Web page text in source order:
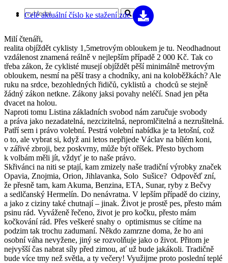
Celé aktuální číslo ke stažení zde
Milí čtenáři,
realita objíždět cyklisty 1,5metrovým obloukem je tu. Neodhadnout
vzdále­nost znamená reálně v nejlepším případě 2 000 Kč. Tak co
třeba zákon, že cyklisté musejí objíždět pěší minimálně metrovým
obloukem, nesmí na pěší trasy a chodníky, ani na koloběžkách? Ale
ruku na srdce, bezohledných řidičů, cyklistů a chodců se stejně
žádný zákon netkne. Zákony jaksi povahy neléčí. Snad jen pěta
dvacet na holou.
Naproti tomu Listina základních svobod nám zaručuje svobody
a práva jako nezadatelná, nezcizitelná, nepromlčitelná a nezrušitel­ná.
Patří sem i právo volební. Pestrá volební nabídka je ta letošní, což
o to, ale vybrat si, když ani letos nepřijede Václav na bílém koni,
v zá­řivé zbroji, bez poskvrny, může být oříšek. Přesto bychom
k volbám měli jít, vždyť je to naše právo.
Skřivánci na niti se ptají, kam zmizely naše tradiční výrobky zna­ček
Opavia, Znojmia, Orion, Jihlavanka, Solo Sušice? Odpověď zní,
že přesně tam, kam Akuma, Benzina, ETA, Sunar, ryby z Bečvy
a sedl­čanský Hermelín. Do nenávratna. V lepším případě do ciziny,
a jako z ciziny také chutnají – jinak. Život je prostě pes, přesto mám
psinu rád. Vyváženě řečeno, život je pro kočku, přesto mám
kočkování rád. Přes veškeré snahy o optimismus se cítíme na
podzim tak trochu zadumaní. Někdo zamrzne doma, že ho ani
osobní váha nevyžene, jiný se rozvolňuje jako o život. Přitom je
nejvyšší čas nabrat síly před zimou, ať už bude jakákoli. Tradičně
bude více tmy než světla, a ty večery! Využijme proto poslední teplé